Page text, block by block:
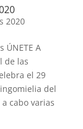
2020
ÚNETE A
de las
el 29
del
cabo varias